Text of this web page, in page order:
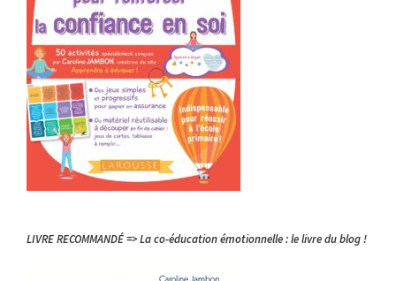
LIVRE RECOMMANDÉ => La co-éducation émotionnelle : le livre du blog !